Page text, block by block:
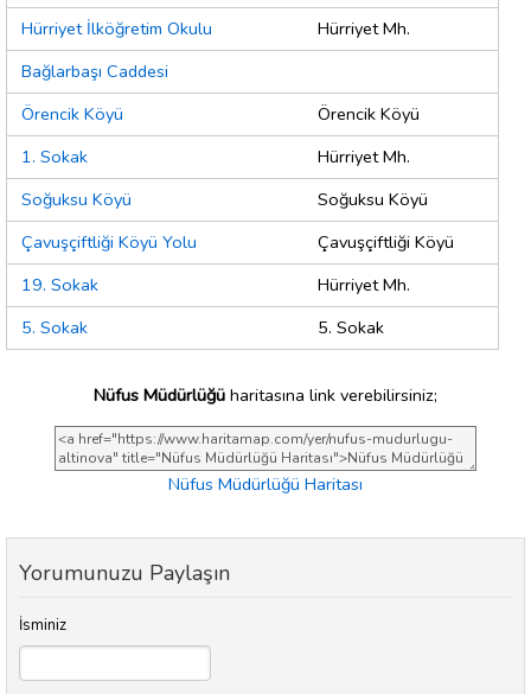
Hürriyet İlköğretim Okulu
Hürriyet Mh.
Bağlarbaşı Caddesi
Örencik Köyü
Örencik Köyü
1. Sokak
Hürriyet Mh.
Soğuksu Köyü
Soğuksu Köyü
Çavuşçiftliği Köyü Yolu
Çavuşçiftliği Köyü
19. Sokak
Hürriyet Mh.
5. Sokak
5. Sokak
Nüfus Müdürlüğü haritasına link verebilirsiniz;
Nüfus Müdürlüğü Haritası
Yorumunuzu Paylaşın
İsminiz